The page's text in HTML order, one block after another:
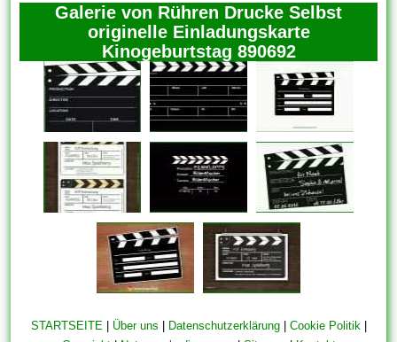
Galerie von Rühren Drucke Selbst
originelle Einladungskarte
Kinogeburtstag 890692
STARTSEITE | Über uns | Datenschutzerklärung| Cookie Politik |